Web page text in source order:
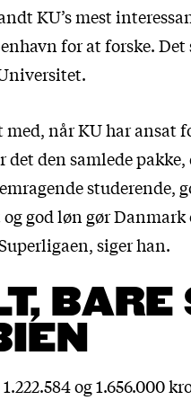
KU’s mest
for at forske. Det
når KU har ansat
den samlede pakke,
studerende,
god løn gør Danmark
siger han.
BARE
og 1.656.000